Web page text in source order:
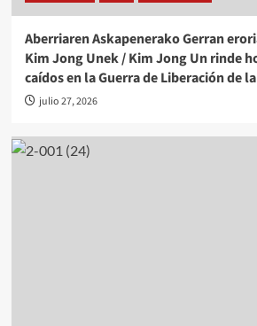
Aberriaren Askapenerako Gerran
Kim Jong Unek / Kim Jong Un rinde
caídos en la Guerra de Liberación de
julio 27, 2026